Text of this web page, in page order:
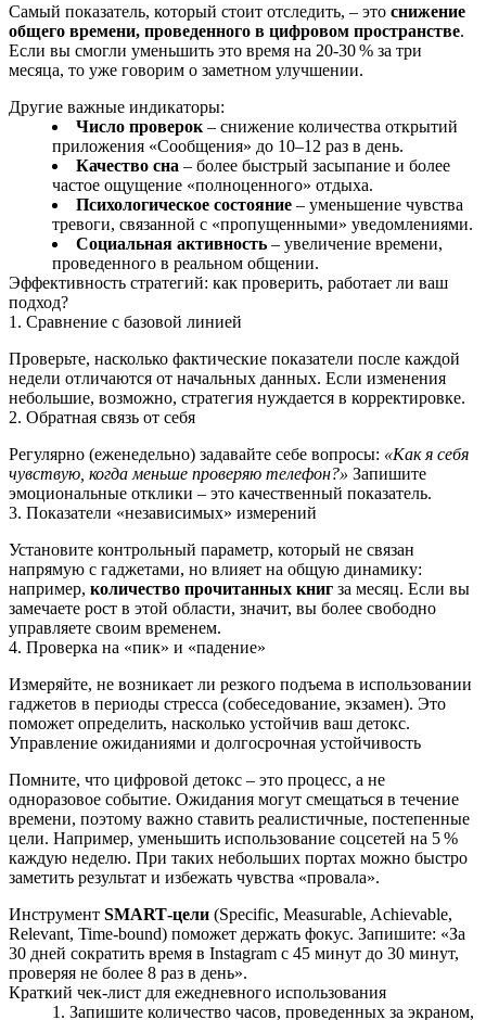
Самый показатель, который стоит отследить, – это снижение
общего времени, проведенного в цифровом пространстве.
Если вы смогли уменьшить это время на 20‑30 % за три
месяца, то уже говорим о заметном улучшении.
Другие важные индикаторы:
Число проверок – снижение количества открытий
приложения «Сообщения» до 10–12 раз в день.
Качество сна – более быстрый засыпание и более
частое ощущение «полноценного» отдыха.
Психологическое состояние – уменьшение чувства
тревоги, связанной с «пропущенными» уведомлениями.
Социальная активность – увеличение времени,
проведенного в реальном общении.
Эффективность стратегий: как проверить, работает ли ваш
подход?
1. Сравнение с базовой линией
Проверьте, насколько фактические показатели после каждой
недели отличаются от начальных данных. Если изменения
небольшие, возможно, стратегия нуждается в корректировке.
2. Обратная связь от себя
Регулярно (еженедельно) задавайте себе вопросы: «Как я себя
чувствую, когда меньше проверяю телефон?» Запишите
эмоциональные отклики – это качественный показатель.
3. Показатели «независимых» измерений
Установите контрольный параметр, который не связан
напрямую с гаджетами, но влияет на общую динамику:
например, количество прочитанных книг за месяц. Если вы
замечаете рост в этой области, значит, вы более свободно
управляете своим временем.
4. Проверка на «пик» и «падение»
Измеряйте, не возникает ли резкого подъема в использовании
гаджетов в периоды стресса (собеседование, экзамен). Это
поможет определить, насколько устойчив ваш детокс.
Управление ожиданиями и долгосрочная устойчивость
Помните, что цифровой детокс – это процесс, а не
одноразовое событие. Ожидания могут смещаться в течение
времени, поэтому важно ставить реалистичные, постепенные
цели. Например, уменьшить использование соцсетей на 5 %
каждую неделю. При таких небольших портах можно быстро
заметить результат и избежать чувства «провала».
Инструмент SMART‑цели (Specific, Measurable, Achievable,
Relevant, Time‑bound) поможет держать фокус. Запишите: «За
30 дней сократить время в Instagram с 45 минут до 30 минут,
проверяя не более 8 раз в день».
Краткий чек‑лист для ежедневного использования
Запишите количество часов, проведенных за экраном,